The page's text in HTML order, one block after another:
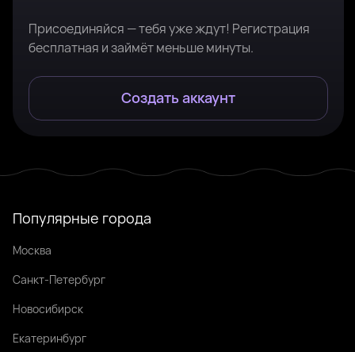
Присоединяйся — тебя уже ждут! Регистрация
бесплатная и займёт меньше минуты.
Создать аккаунт
Популярные города
Москва
Санкт-Петербург
Новосибирск
Екатеринбург